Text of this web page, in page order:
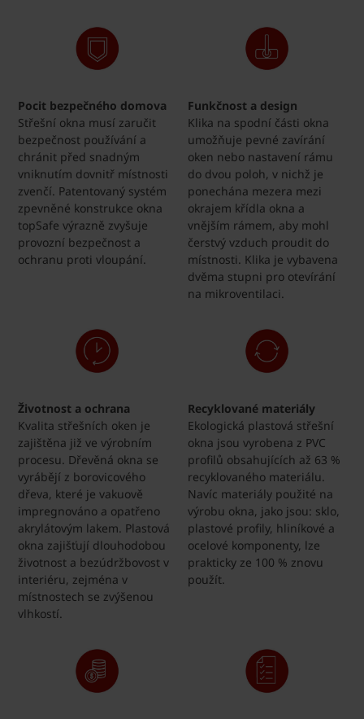
Pocit bezpečného domova
Střešní okna musí zaručit
bezpečnost používání a
chránit před snadným
vniknutím dovnitř místnosti
zvenčí. Patentovaný systém
zpevněné konstrukce okna
topSafe výrazně zvyšuje
provozní bezpečnost a
ochranu proti vloupání.
Funkčnost a design
Klika na spodní části okna
umožňuje pevné zavírání
oken nebo nastavení rámu
do dvou poloh, v nichž je
ponechána mezera mezi
okrajem křídla okna a
vnějším rámem, aby mohl
čerstvý vzduch proudit do
místnosti. Klika je vybavena
dvěma stupni pro otevírání
na mikroventilaci.
Životnost a ochrana
Kvalita střešních oken je
zajištěna již ve výrobním
procesu. Dřevěná okna se
vyrábějí z borovicového
dřeva, které je vakuově
impregnováno a opatřeno
akrylátovým lakem. Plastová
okna zajišťují dlouhodobou
životnost a bezúdržbovost v
interiéru, zejména v
místnostech se zvýšenou
vlhkostí.
Recyklované materiály
Ekologická plastová střešní
okna jsou vyrobena z PVC
profilů obsahujících až 63 %
recyklovaného materiálu.
Navíc materiály použité na
výrobu okna, jako jsou: sklo,
plastové profily, hliníkové a
ocelové komponenty, lze
prakticky ze 100 % znovu
použít.